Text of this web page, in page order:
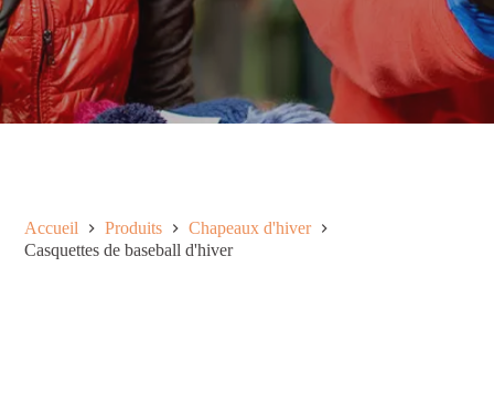
Accueil Produits
Chapeaux d'hiver
Casquettes de baseball d'hiver